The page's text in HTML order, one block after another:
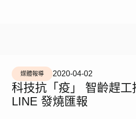
媒體報導 2020-04-02
科技抗「疫」 智齡趕工
LINE 發燒匯報